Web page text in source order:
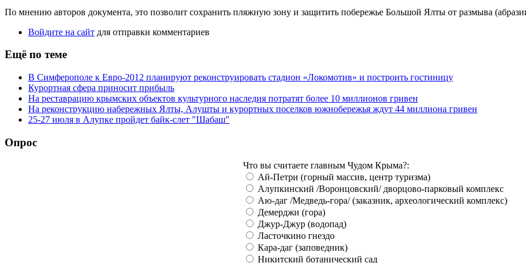
По мнению авторов документа, это позволит сохранить пляжную зону и защитить побережье Большой Ялты от размыва
Войдите на сайт для отправки комментариев
Ещё по теме
В Симферополе к Евро-2012 планируют реконструировать стадион «Локомотив» и построить гостиницу
Курортная сфера приносит прибыль
На реставрацию крымских объектов культурного наследия потратят более 10 миллионов гривен
На реконструкцию набережных Ялты, Алушты и курортных поселков южнобережья ждут 44 миллиона гривен
25-27 июля в Алупке пройдет байк-слет "Шабаш"
Опрос
Что вы считаете главным Чудом Крыма?:
Ай-Петри (горный массив, центр туризма)
Алупкинский /Воронцовский/ дворцово-парковый комплекс
Аю-даг /Медведь-гора/ (заказник, археологический комплекс)
Демерджи (гора)
Джур-Джур (водопад)
Ласточкино гнездо
Кара-даг (заповедник)
Никитский ботанический сад